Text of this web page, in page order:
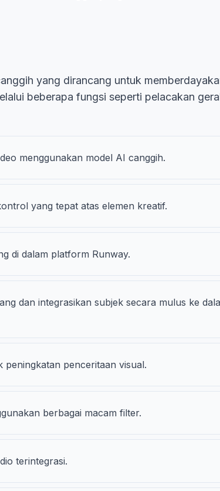
yang dirancang untuk
beberapa fungsi seperti pelacakan
menggunakan model AI canggih.
yang tepat atas elemen kreatif.
di dalam platform Runway.
dan integrasikan subjek secara mulus ke
penceritaan visual.
berbagai macam filter.
terintegrasi.